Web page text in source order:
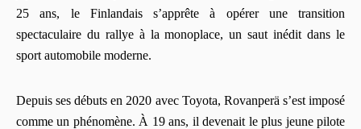
25 ans, le Finlandais s’apprête à opérer une transition
spectaculaire du rallye à la monoplace, un saut inédit dans le
sport automobile moderne.
Depuis ses débuts en 2020 avec Toyota, Rovanperä s’est imposé
comme un phénomène. À 19 ans, il devenait le plus jeune pilote